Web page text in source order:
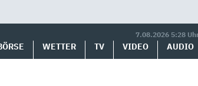
7.08.2026 5:28
WETTER TV VIDEO AUDIO